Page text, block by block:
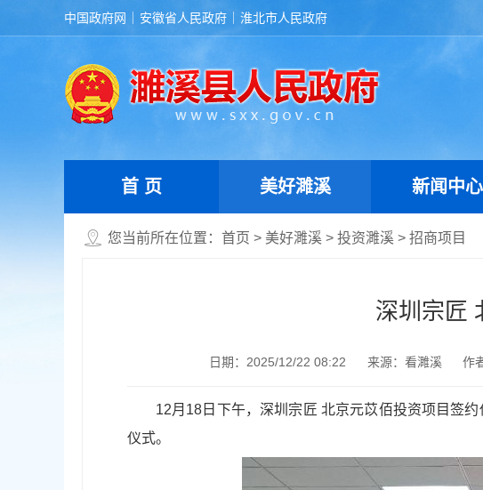
中国政府网 安徽省人民政府 淮北市人民政府
首 页 美好濉溪 新闻中心
您当前所在位置： 首页 > 美好濉溪 > 投资濉溪 > 招商项目
深圳宗匠
日期：2025/12/22 08:22 来源：看濉溪 作
12月18日下午，深圳宗匠 北京元苡佰投资项目签
仪式。